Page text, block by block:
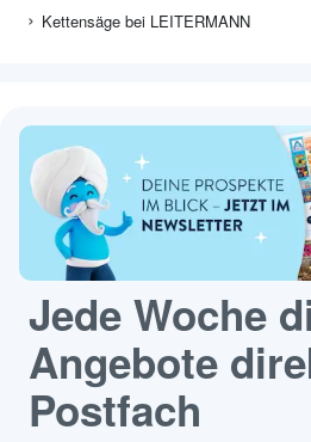
Kettensäge bei LEITERMANN
Jede Woche
Angebote
Postfach